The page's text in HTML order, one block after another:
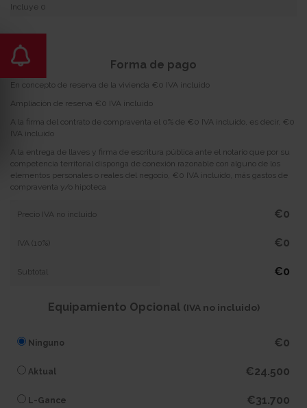
Incluye 0
Forma de pago
En concepto de reserva de la vivienda €0 IVA incluido
Ampliación de reserva €0 IVA incluido
A la firma del contrato de compraventa el 0% de €0 IVA incluido, es decir, €0
IVA incluido
A la entrega de llaves y firma de escritura pública ante el notario que por su
competencia territorial disponga de conexión razonable con alguno de los
elementos personales o reales del negocio, €0 IVA incluido, más gastos de
compraventa y/o hipoteca
Precio IVA no incluido €0
IVA (10%) €0
Subtotal €0
Equipamiento Opcional (IVA no incluido)
Ninguno €0
Aktual €24.500
L-Gance €31.700